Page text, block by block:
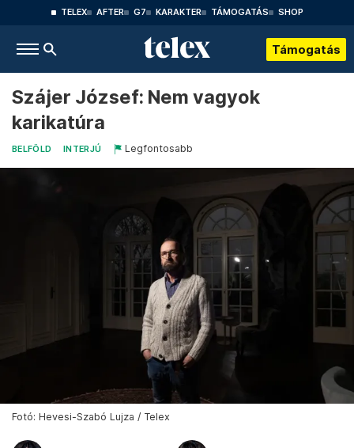
TELEX AFTER G7 KARAKTER TÁMOGATÁS SHOP
Támogatás
Szájer József: Nem vagyok
karikatúra
BELFÖLD INTERJÚ Legfontosabb
Fotó: Hevesi-Szabó Lujza / Telex